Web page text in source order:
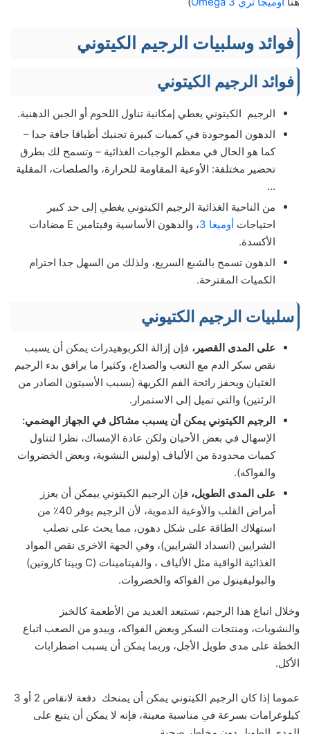
فوائد وسلبيات الرجيم الكيتوني
فوائد الرجيم الكيتوني
الرجيم الكيتوني يعطي إمكانية تناول اللحوم أو الجبن الدهنية.
الدهون الموجودة في كميات كبيرة تجنبك أطباقا جافة جدا –
كما هو الحال في معظم الوجبات الغذائية – وتسمح لك بطرق
تحضير مختلفة: الأوعية المقاومة للحرارة، والصلصات، المقلية
…
من الناحية الغذائية الرجيم الكيتوني يغطي إلى حد كبير
احتياجات أوميغا 3
، والدهون الأساسية وفيتامين E مضادات
الأكسدة.
الدهون تسمح بالشبع السريع، ولذلك من السهل جدا احترام
الكميات المقترحة.
سلبيات الرجيم الكتيوني
على المدى القصير، فإن إزالة الكربوهيدرات يمكن أن يسبب
نقص سكر الدم مع التعب والصداع، وكثيرا ما يرافق بدء الرجيم
الغثيان ويحفز رائحة الفم الكريهة (بسبب الأسيتون الصادر من
الرئتين) والتي تميل إلى الاستمرار.
الرجيم الكيتوني يمكن أن يسبب مشاكل في الجهاز الهضمي:
الإسهال في بعض الأحيان ولكن عادة الإمساك، نظرا لتناول
كميات محدودة من الألياف (وليس النشوية، وبعض الخضروات
والفواكه).
على المدى الطويل، فإن الرجيم الكيتوني ييمكن أن يعزز
أمراض القلب والأوعية الدموية، لأن الرجيم يوفر 40٪ من
استهلاك الطاقة على شكل دهون، مما يحث على تصلب
الشرايين (انسداد الشرايين)، وفي الجهة الاخرى نقص المواد
الغذائية الواقية مثل الألياف ، والفيتامينات (C وبيتا كاروتين)
والبوليفينول من الفواكه والخضروات.
وخلال اتباع هذا الرجيم، تستبعد العديد من الأطعمة كالخبز
والنشويات، ومنتجات السكر وبعض الفواكه، ويبدو من الصعب اتباع
الخطة على مدى طويل الأجل، وربما يمكن أن يسبب اضطرابات
الأكل.
عموما إذا كان الرجيم الكيتوني يمكن أن يمنحك دفعة لانقاص 2 أو 3
كيلوغرامات بسرعة في مناسبة معينة، فإنه لا يمكن أن يتبع على